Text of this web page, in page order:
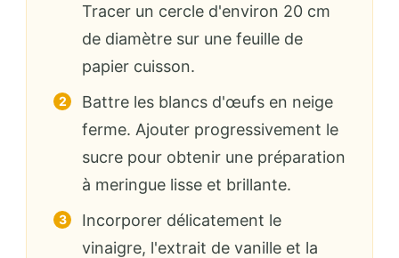
Tracer un cercle d'environ 20 cm
de diamètre sur une feuille de
papier cuisson.
Battre les blancs d'œufs en neige
ferme. Ajouter progressivement le
sucre pour obtenir une préparation
à meringue lisse et brillante.
Incorporer délicatement le
vinaigre, l'extrait de vanille et la